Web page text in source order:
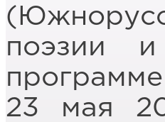
поэзии
23 мая